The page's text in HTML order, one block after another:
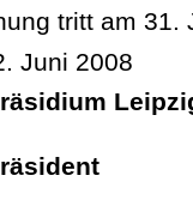
tritt am 31.
Juni 2008